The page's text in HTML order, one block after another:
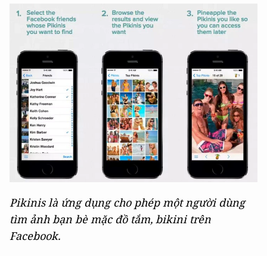
Pikinis là ứng dụng cho phép một người dùng
tìm ảnh bạn bè mặc đồ tắm, bikini trên
Facebook.